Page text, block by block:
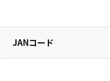
JANコード